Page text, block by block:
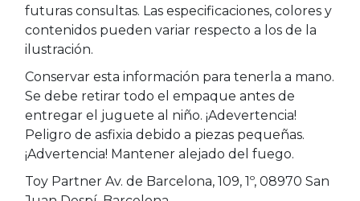
futuras consultas. Las especificaciones, colores y
contenidos pueden variar respecto a los de la
ilustración.
Conservar esta información para tenerla a mano.
Se debe retirar todo el empaque antes de
entregar el juguete al niño. ¡Adevertencia!
Peligro de asfixia debido a piezas pequeñas.
¡Advertencia! Mantener alejado del fuego.
Toy Partner Av. de Barcelona, 109, 1º, 08970 San